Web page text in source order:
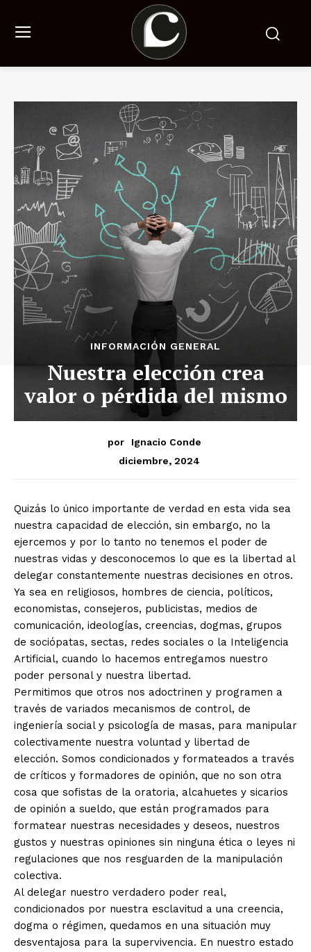
INFORMACIÓN GENERAL
Nuestra elección crea
valor o pérdida del mismo
por
Ignacio Conde
diciembre, 2024
Quizás lo único importante de verdad en esta vida sea
nuestra capacidad de elección, sin embargo, no la
ejercemos y por lo tanto no tenemos el poder de
nuestras vidas y desconocemos lo que es la libertad al
delegar constantemente nuestras decisiones en otros.
Ya sea en religiosos, hombres de ciencia, políticos,
economistas, consejeros, publicistas, medios de
comunicación, ideologías, creencias, dogmas, grupos
de sociópatas, sectas, redes sociales o la Inteligencia
Artificial, cuando lo hacemos entregamos nuestro
poder personal y nuestra libertad.
Permitimos que otros nos adoctrinen y programen a
través de variados mecanismos de control, de
ingeniería social y psicología de masas, para manipular
colectivamente nuestra voluntad y libertad de
elección. Somos condicionados y formateados a través
de críticos y formadores de opinión, que no son otra
cosa que sofistas de la oratoria, alcahuetes y sicarios
de opinión a sueldo, que están programados para
formatear nuestras necesidades y deseos, nuestros
gustos y nuestras opiniones sin ninguna ética o leyes ni
regulaciones que nos resguarden de la manipulación
colectiva.
Al delegar nuestro verdadero poder real,
condicionados por nuestra esclavitud a una creencia,
dogma o régimen, quedamos en una situación muy
desventajosa para la supervivencia. En nuestro estado